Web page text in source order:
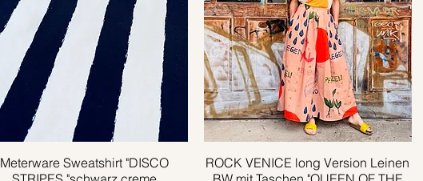
Schnellansicht
Meterware Sweatshirt "DISCO
Schnellansicht
ROCK VENICE long Version Leinen